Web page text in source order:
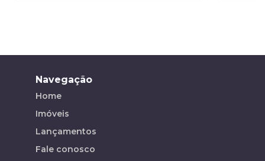
Navegação
Home
Imóveis
Lançamentos
Fale conosco